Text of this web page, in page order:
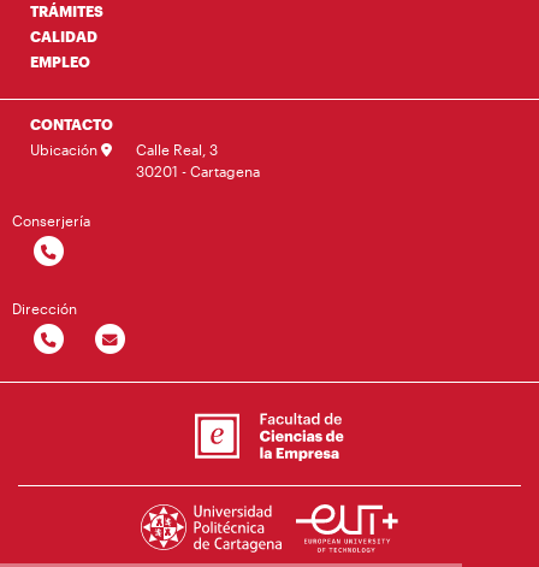
TRÁMITES
CALIDAD
EMPLEO
CONTACTO
Ubicación
Calle Real, 3
30201 - Cartagena
Conserjería
Dirección